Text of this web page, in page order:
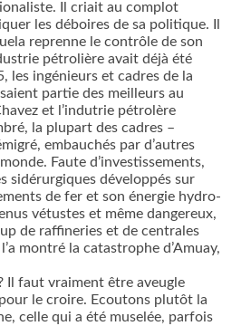
Il criait au complot
les déboires de sa politique. Il
reprenne le contrôle de son
pétrolière avait déjà été
les ingénieurs et cadres de la
partie des meilleurs au
et l’indutrie pétrolère
la plupart des cadres –
embauchés par d’autres
Faute d’investissements,
sidérurgiques développés sur
de fer et son énergie hydro-
vétustes et même dangereux,
de raffineries et de centrales
montré la catastrophe d’Amuay,
Il faut vraiment être aveugle
le croire. Ecoutons plutôt la
celle qui a été muselée, parfois